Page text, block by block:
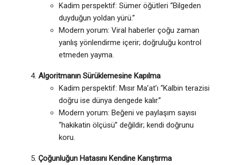
Kadim perspektif: Sümer öğütleri “Bilgeden
duyduğun yoldan yürü.”
Modern yorum: Viral haberler çoğu zaman
yanlış yönlendirme içerir; doğruluğu kontrol
etmeden yayma.
Algoritmanın Sürüklemesine Kapılma
Kadim perspektif: Mısır Ma’at’ı “Kalbin terazisi
doğru ise dünya dengede kalır.”
Modern yorum: Beğeni ve paylaşım sayısı
“hakikatin ölçüsü” değildir; kendi doğrunu
koru.
Çoğunluğun Hatasını Kendine Karıştırma